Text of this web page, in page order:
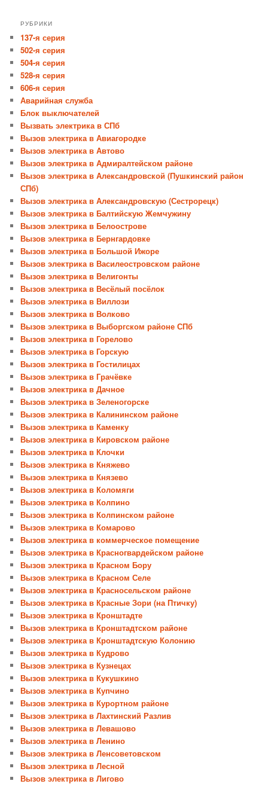
РУБРИКИ
137-я серия
502-я серия
504-я серия
528-я серия
606-я серия
Аварийная служба
Блок выключателей
Вызвать электрика в СПб
Вызов электрика в Авиагородке
Вызов электрика в Автово
Вызов электрика в Адмиралтейском районе
Вызов электрика в Александровской (Пушкинский район
СПб)
Вызов электрика в Александровскую (Сестрорецк)
Вызов электрика в Балтийскую Жемчужину
Вызов электрика в Белоострове
Вызов электрика в Бернгардовке
Вызов электрика в Большой Ижоре
Вызов электрика в Василеостровском районе
Вызов электрика в Велигонты
Вызов электрика в Весёлый посёлок
Вызов электрика в Виллози
Вызов электрика в Волково
Вызов электрика в Выборгском районе СПб
Вызов электрика в Горелово
Вызов электрика в Горскую
Вызов электрика в Гостилицах
Вызов электрика в Грачёвке
Вызов электрика в Дачное
Вызов электрика в Зеленогорске
Вызов электрика в Калининском районе
Вызов электрика в Каменку
Вызов электрика в Кировском районе
Вызов электрика в Клочки
Вызов электрика в Княжево
Вызов электрика в Князево
Вызов электрика в Коломяги
Вызов электрика в Колпино
Вызов электрика в Колпинском районе
Вызов электрика в Комарово
Вызов электрика в коммерческое помещение
Вызов электрика в Красногвардейском районе
Вызов электрика в Красном Бору
Вызов электрика в Красном Селе
Вызов электрика в Красносельском районе
Вызов электрика в Красные Зори (на Птичку)
Вызов электрика в Кронштадте
Вызов электрика в Кронштадтском районе
Вызов электрика в Кронштадтскую Колонию
Вызов электрика в Кудрово
Вызов электрика в Кузнецах
Вызов электрика в Кукушкино
Вызов электрика в Купчино
Вызов электрика в Курортном районе
Вызов электрика в Лахтинский Разлив
Вызов электрика в Левашово
Вызов электрика в Ленино
Вызов электрика в Ленсоветовском
Вызов электрика в Лесной
Вызов электрика в Лигово